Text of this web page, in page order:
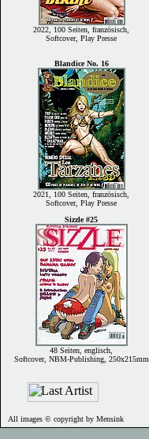
2022, 100 Seiten, französisch,
Softcover, Play Presse
Blandice No. 16
2021, 100 Seiten, französisch,
Softcover, Play Presse
Sizzle #25
48 Seiten, englisch,
Softcover, NBM-Publishing, 250x215mm
All images © copyright by Mensink